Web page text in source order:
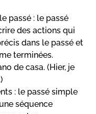
passé : le passé
des actions qui
dans le passé et
terminées.
de casa. (Hier, je
: le passé simple
séquence